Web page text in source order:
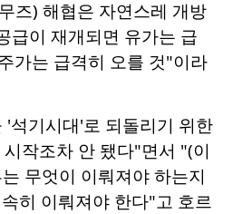
즈) 해협은 자연스레 개방
급이 재개되면 유가는 급
가는 급격히 오를 것"이라
'석기시대'로 되돌리기 위한
작조차 안 됐다"면서 "(이
무엇이 이뤄져야 하는지
히 이뤄져야 한다"고 호르